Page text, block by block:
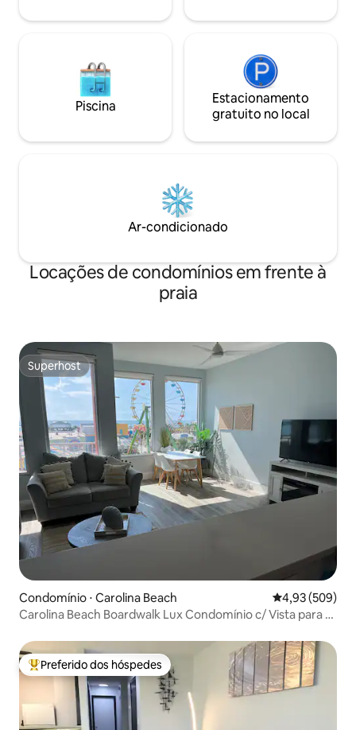
lo) Aluguéis mensais fora da temporada
Piscina
Estacionamento
gratuito no local
Ar-condicionado
Locações de condomínios em frente à
praia
Superhost
Superhost
Condomínio ⋅ Carolina Beach 4,93 de uma
4,93 (509)
Carolina Beach Boardwalk Lux Condomínio c/ Vista para o
Entre os melhores preferidos dos hóspedes
Preferido dos hóspedes